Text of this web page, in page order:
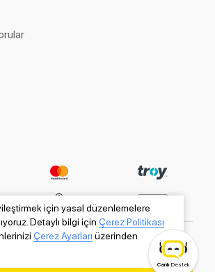
için yasal düzenlemelere
Detaylı bilgi için Çerez Politikası
Çerez Ayarları üzerinden
Canlı Destek